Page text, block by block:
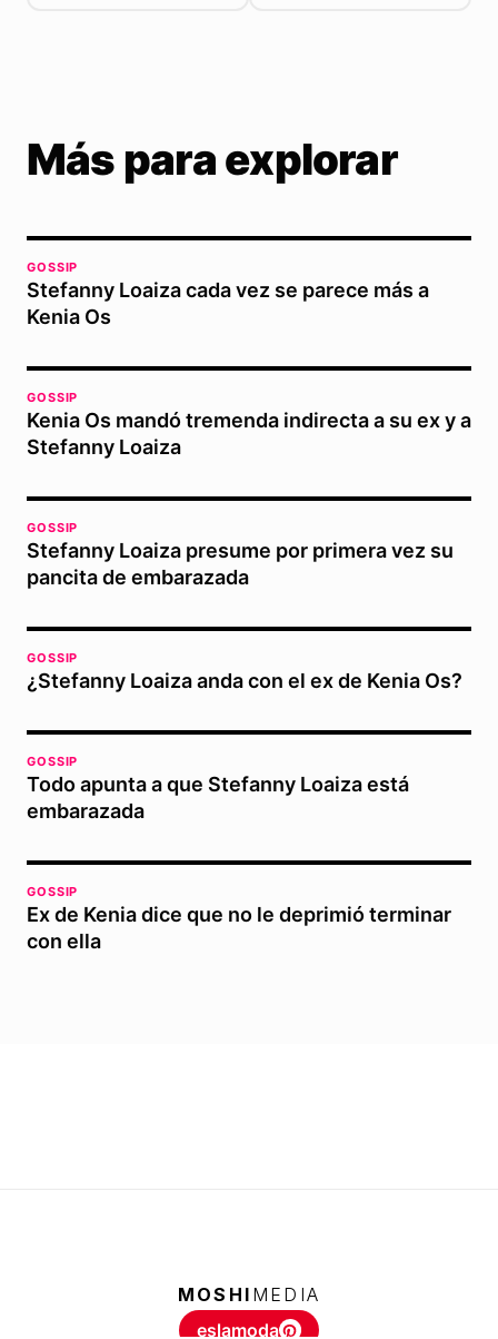
Más para explorar
GOSSIP
Stefanny Loaiza cada vez se parece más a
Kenia Os
GOSSIP
Kenia Os mandó tremenda indirecta a su ex y a
Stefanny Loaiza
GOSSIP
Stefanny Loaiza presume por primera vez su
pancita de embarazada
GOSSIP
¿Stefanny Loaiza anda con el ex de Kenia Os?
GOSSIP
Todo apunta a que Stefanny Loaiza está
embarazada
GOSSIP
Ex de Kenia dice que no le deprimió terminar
con ella
MOSHI MEDIA
eslamoda